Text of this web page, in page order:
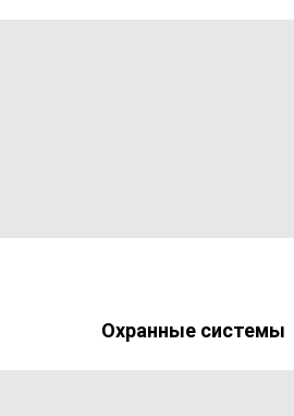
Охранные системы